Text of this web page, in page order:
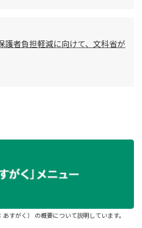
者負担軽減に向けて、文科省が
あすがく） の概要について説明しています。